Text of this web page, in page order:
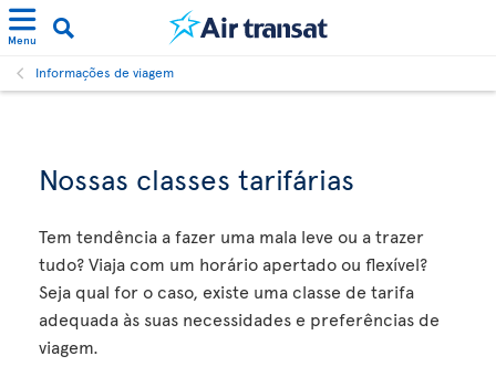
Menu
Informações de viagem
Nossas classes tarifárias
Tem tendência a fazer uma mala leve ou a trazer
tudo? Viaja com um horário apertado ou flexível?
Seja qual for o caso, existe uma classe de tarifa
adequada às suas necessidades e preferências de
viagem.